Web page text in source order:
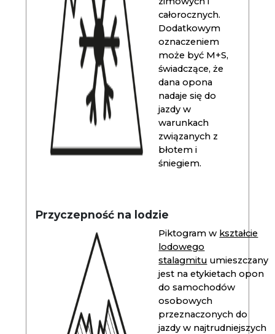
całorocznych.
Dodatkowym
oznaczeniem
może być M+S,
świadczące, że
dana opona
nadaje się do
jazdy w
warunkach
związanych z
błotem i
śniegiem.
Przyczepność na lodzie
Piktogram w kształcie
lodowego
stalagmitu umieszczany
jest na etykietach opon
do samochodów
osobowych
przeznaczonych do
jazdy w najtrudniejszych